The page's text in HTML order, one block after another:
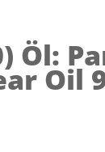
Öl:
Oil